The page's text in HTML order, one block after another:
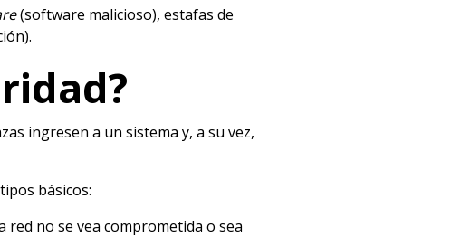
(software malicioso), estafas de
ingresen a un sistema y, a su vez,
básicos:
red no se vea comprometida o sea